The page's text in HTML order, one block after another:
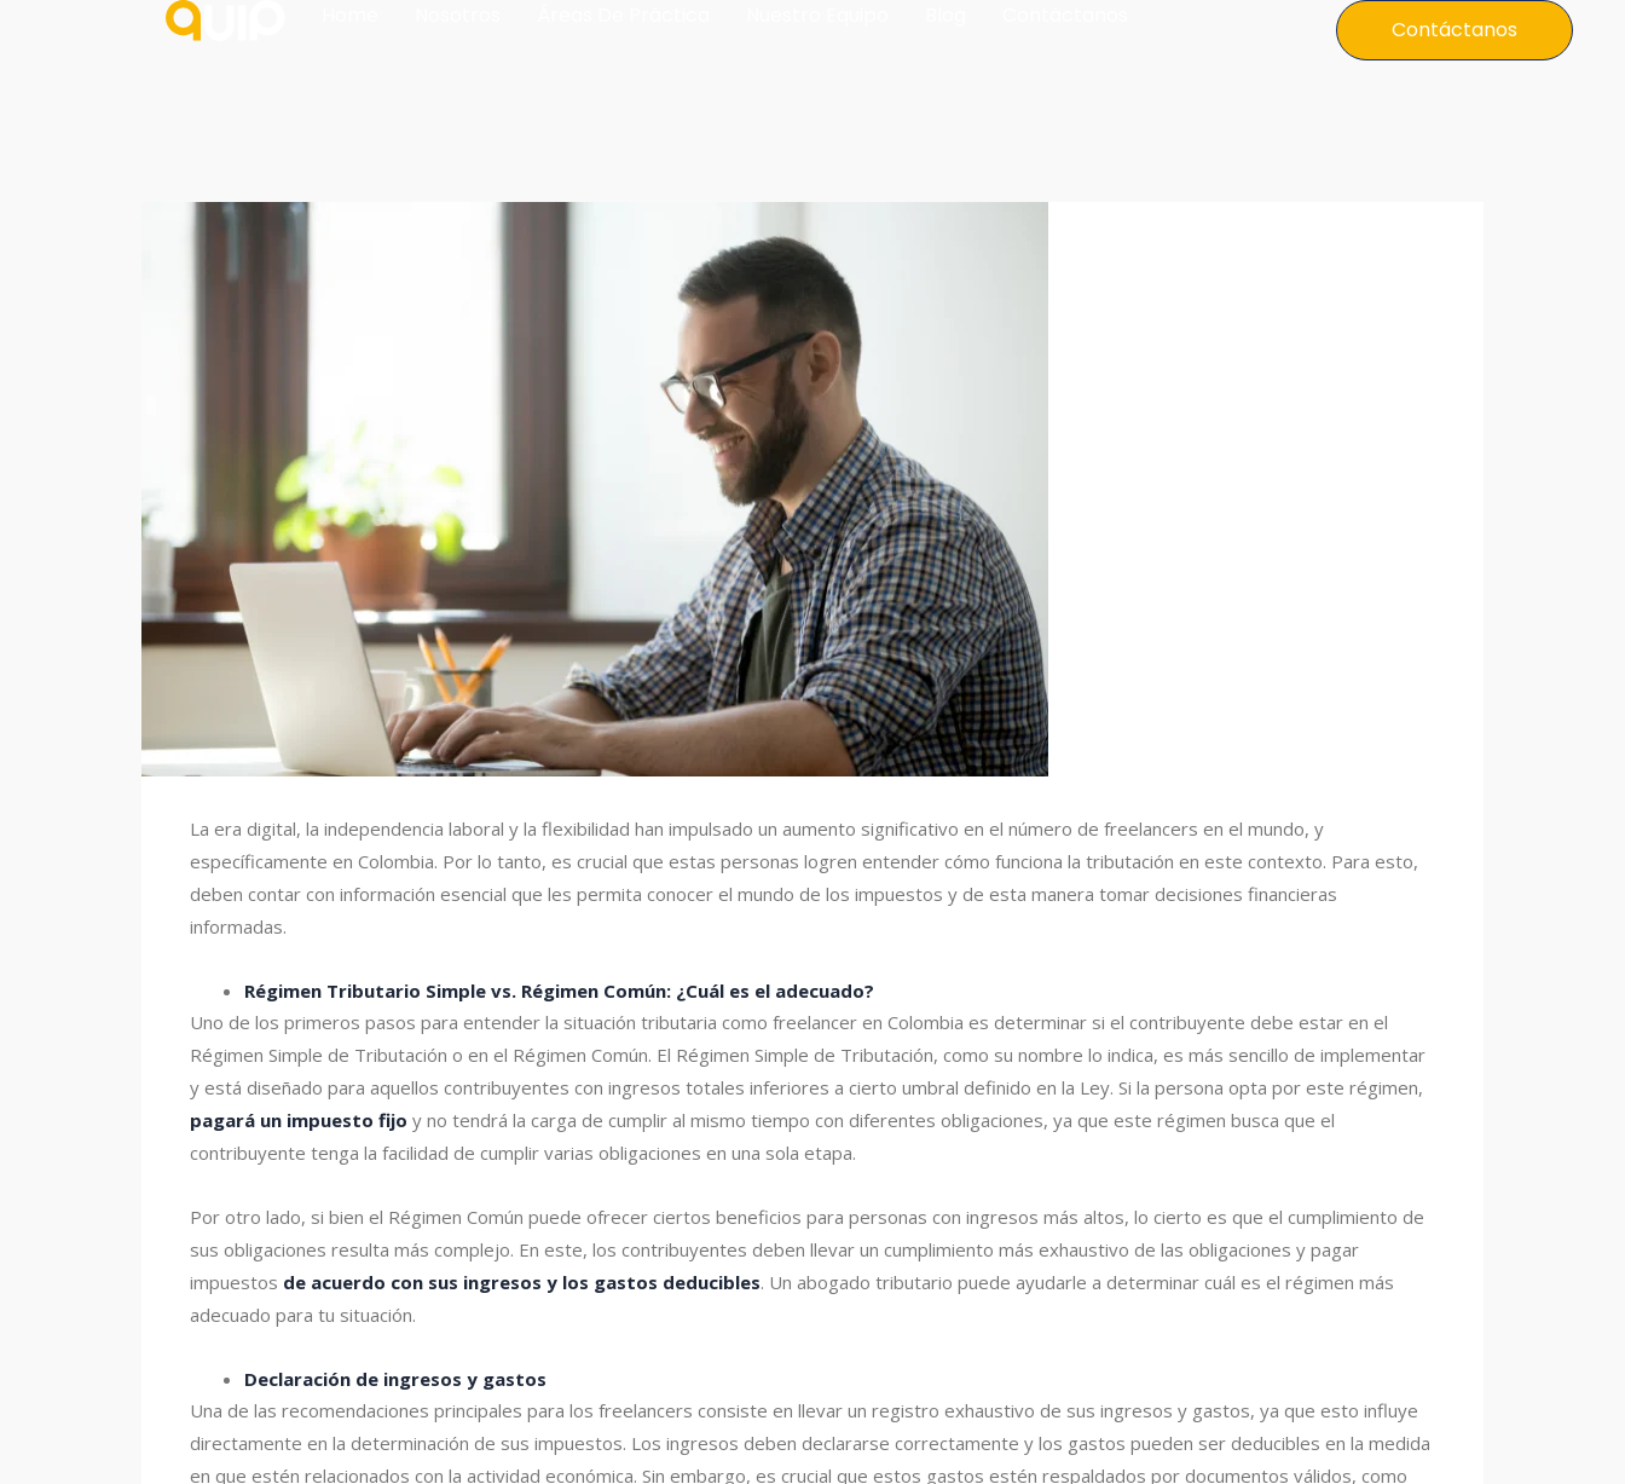
Contáctanos
La era digital, la independencia laboral y la flexibilidad han impulsado un aumento significativo en el número de freelancers en el mundo, y
específicamente en Colombia. Por lo tanto, es crucial que estas personas logren entender cómo funciona la tributación en este contexto. Para esto,
deben contar con información esencial que les permita conocer el mundo de los impuestos y de esta manera tomar decisiones financieras
informadas.
Régimen Tributario Simple vs. Régimen Común: ¿Cuál es el adecuado?
Uno de los primeros pasos para entender la situación tributaria como freelancer en Colombia es determinar si el contribuyente debe estar en el
Régimen Simple de Tributación o en el Régimen Común. El Régimen Simple de Tributación, como su nombre lo indica, es más sencillo de implementar
y está diseñado para aquellos contribuyentes con ingresos totales inferiores a cierto umbral definido en la Ley. Si la persona opta por este régimen,
pagará un impuesto fijo y no tendrá la carga de cumplir al mismo tiempo con diferentes obligaciones, ya que este régimen busca que el
contribuyente tenga la facilidad de cumplir varias obligaciones en una sola etapa.
Por otro lado, si bien el Régimen Común puede ofrecer ciertos beneficios para personas con ingresos más altos, lo cierto es que el cumplimiento de
sus obligaciones resulta más complejo. En este, los contribuyentes deben llevar un cumplimiento más exhaustivo de las obligaciones y pagar
impuestos de acuerdo con sus ingresos y los gastos deducibles. Un abogado tributario puede ayudarle a determinar cuál es el régimen más
adecuado para tu situación.
Declaración de ingresos y gastos
Una de las recomendaciones principales para los freelancers consiste en llevar un registro exhaustivo de sus ingresos y gastos, ya que esto influye
directamente en la determinación de sus impuestos. Los ingresos deben declararse correctamente y los gastos pueden ser deducibles en la medida
en que estén relacionados con la actividad económica. Sin embargo, es crucial que estos gastos estén respaldados por documentos válidos, como